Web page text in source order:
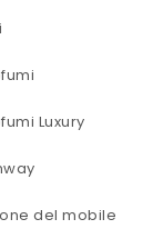
Luxury
del mobile